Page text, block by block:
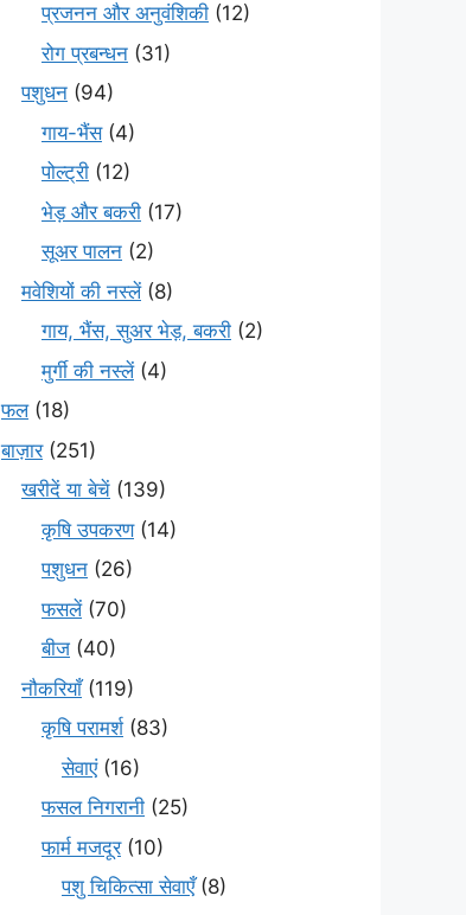
प्रजनन और अनुवंशिकी (12)
रोग प्रबन्धन (31)
पशुधन (94)
गाय-भैंस(4)
पोल्ट्री (12)
भेड़ और बकरी (17)
सूअर पालन (2)
मवेशियों की नस्लें(8)
गाय, भैंस, सुअर भेड़, बकरी (2)
मुर्गी की नस्लें(4)
फल(18)
बाज़ार(251)
खरीदें या बेचें (139)
कृषि उपकरण(14)
पशुधन (26)
फसलें(70)
बीज (40)
नौकरियाँ(119)
कृषि परामर्श(83)
सेवाएं(16)
फसल निगरानी (25)
फार्म मजदूर(10)
पशु चिकित्सा सेवाएँ(8)